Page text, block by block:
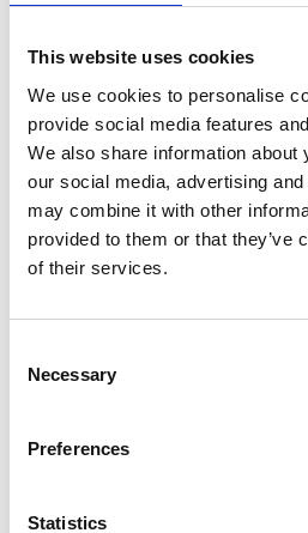
This website uses cookies
We use cookies to personalise
provide social media features
We also share information about
our social media, advertising
may combine it with other
provided to them or that they’ve
of their services.
Selection
Necessary
Preferences
Statistics
L’interscambio Italia –
Interviste
Overview Economica
Repubblica Ceca